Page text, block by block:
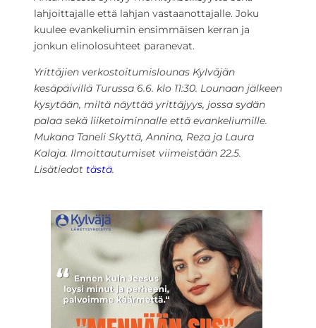
lahjoittajalle että lahjan vastaanottajalle. Joku
kuulee evankeliumin ensimmäisen kerran ja
jonkun elinolosuhteet paranevat.
Yrittäjien verkostoitumislounas Kylväjän
kesäpäivillä Turussa 6.6. klo 11:30. Lounaan jälkeen
kysytään, miltä näyttää yrittäjyys, jossa sydän
palaa sekä liiketoiminnalle että evankeliumille.
Mukana Taneli Skyttä, Annina, Reza ja Laura
Kalaja. Ilmoittautumiset viimeistään 22.5.
Lisätiedot tästä.